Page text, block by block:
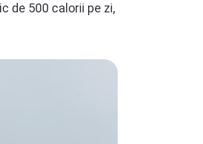
de 500 calorii pe zi,